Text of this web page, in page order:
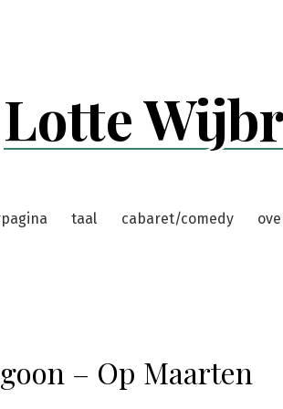
Lotte
taal cabaret/comedy
– Op Maarten